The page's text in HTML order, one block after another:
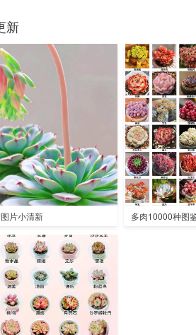
新
片小清新 多肉10000种图